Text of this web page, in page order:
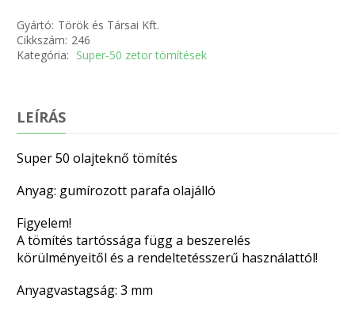
Gyártó: Török és Társai Kft.
Cikkszám: 246
Kategória: Super-50 zetor tömítések
LEÍRÁS
Super 50 olajteknő tömítés
Anyag: gumírozott parafa olajálló
Figyelem!
A tömítés tartóssága függ a beszerelés
körülményeitől és a rendeltetésszerű használattól!
Anyagvastagság: 3 mm